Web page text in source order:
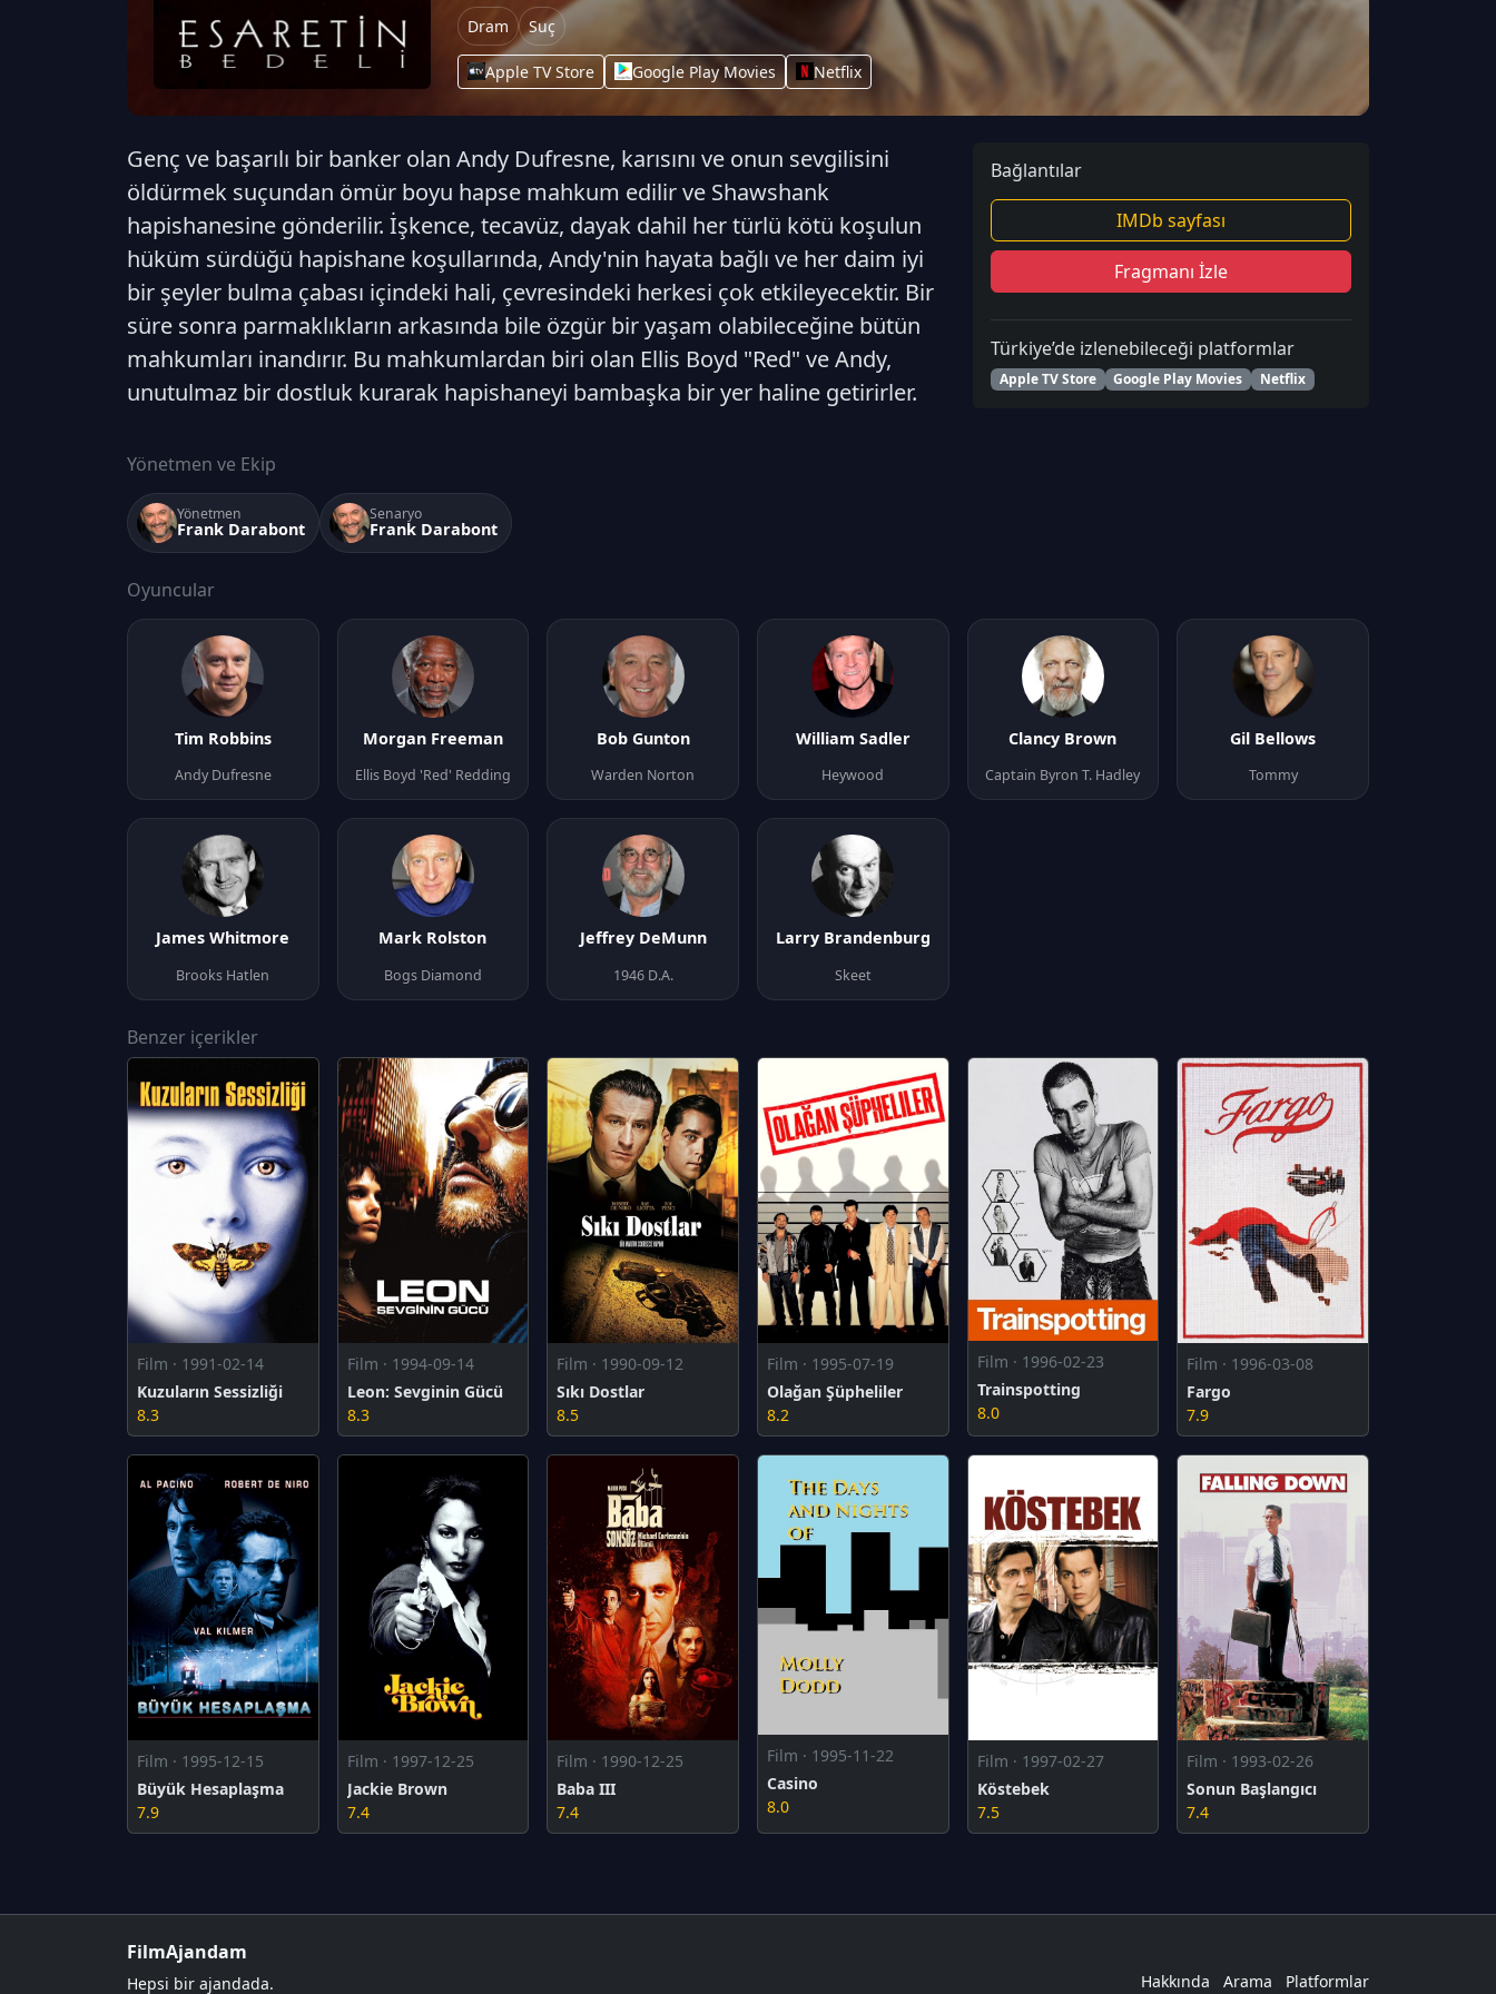
Dram Suç
Apple TV Store Google Play Movies Netflix
Genç ve başarılı bir banker olan Andy Dufresne, karısını ve onun sevgilisini
öldürmek suçundan ömür boyu hapse mahkum edilir ve Shawshank
hapishanesine gönderilir. İşkence, tecavüz, dayak dahil her türlü kötü koşulun
hüküm sürdüğü hapishane koşullarında, Andy'nin hayata bağlı ve her daim iyi
bir şeyler bulma çabası içindeki hali, çevresindeki herkesi çok etkileyecektir. Bir
süre sonra parmaklıkların arkasında bile özgür bir yaşam olabileceğine bütün
mahkumları inandırır. Bu mahkumlardan biri olan Ellis Boyd "Red" ve Andy,
unutulmaz bir dostluk kurarak hapishaneyi bambaşka bir yer haline getirirler.
Bağlantılar
IMDb sayfası
Fragmanı İzle
Türkiye’de izlenebileceği platformlar
Apple TV Store Google Play Movies Netflix
Yönetmen ve Ekip
Yönetmen
Frank Darabont
Senaryo
Frank Darabont
Oyuncular
Tim Robbins
Andy Dufresne
Morgan Freeman
Ellis Boyd 'Red' Redding
Bob Gunton
Warden Norton
William Sadler
Heywood
Clancy Brown
Captain Byron T. Hadley
Gil Bellows
Tommy
James Whitmore
Brooks Hatlen
Mark Rolston
Bogs Diamond
Jeffrey DeMunn
1946 D.A.
Larry Brandenburg
Skeet
Benzer içerikler
Film · 1991-02-14
Kuzuların Sessizliği
8.3
Film · 1994-09-14
Leon: Sevginin Gücü
8.3
Film · 1990-09-12
Sıkı Dostlar
8.5
Film · 1995-07-19
Olağan Şüpheliler
8.2
Film · 1996-02-23
Trainspotting
8.0
Film · 1996-03-08
Fargo
7.9
Film · 1995-12-15
Büyük Hesaplaşma
7.9
Film · 1997-12-25
Jackie Brown
7.4
Film · 1990-12-25
Baba III
7.4
Film · 1995-11-22
Casino
8.0
Film · 1997-02-27
Köstebek
7.5
Film · 1993-02-26
Sonun Başlangıcı
7.4
FilmAjandam
Hepsi bir ajandada. Hakkında Arama Platformlar